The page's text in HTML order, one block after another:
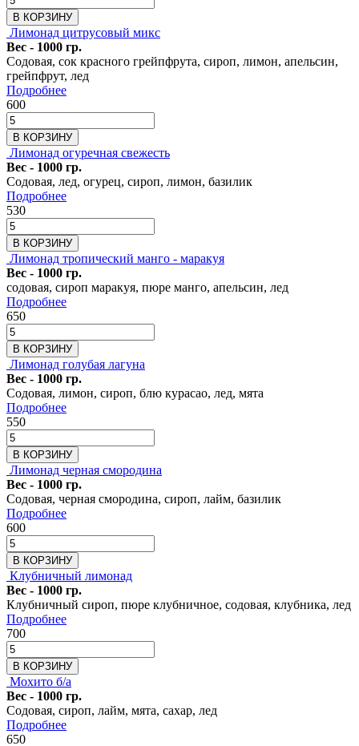
В КОРЗИНУ
Лимонад цитрусовый микс
Вес - 1000 гр.
Содовая, сок красного грейпфрута, сироп, лимон, апельсин,
грейпфрут, лед
Подробнее
600
В КОРЗИНУ
Лимонад огуречная свежесть
Вес - 1000 гр.
Содовая, лед, огурец, сироп, лимон, базилик
Подробнее
530
В КОРЗИНУ
Лимонад тропический манго - маракуя
Вес - 1000 гр.
содовая, сироп маракуя, пюре манго, апельсин, лед
Подробнее
650
В КОРЗИНУ
Лимонад голубая лагуна
Вес - 1000 гр.
Содовая, лимон, сироп, блю курасао, лед, мята
Подробнее
550
В КОРЗИНУ
Лимонад черная смородина
Вес - 1000 гр.
Содовая, черная смородина, сироп, лайм, базилик
Подробнее
600
В КОРЗИНУ
Клубничный лимонад
Вес - 1000 гр.
Клубничный сироп, пюре клубничное, содовая, клубника, лед
Подробнее
700
В КОРЗИНУ
Мохито б/а
Вес - 1000 гр.
Содовая, сироп, лайм, мята, сахар, лед
Подробнее
650